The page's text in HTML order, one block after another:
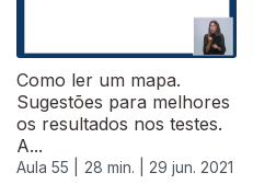
Como ler um mapa.
Sugestões para melhores
os resultados nos testes.
A...
Aula 55 | 28 min. | 29 jun. 2021